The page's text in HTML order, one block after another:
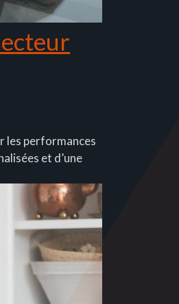
les performances
et d’une